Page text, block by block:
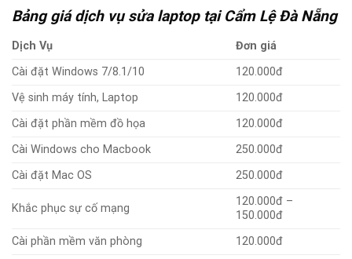
Bảng giá dịch vụ sửa laptop tại Cẩm Lệ Đà Nẵng
Dịch Vụ
Đơn giá
Cài đặt Windows 7/8.1/10
120.000đ
Vệ sinh máy tính, Laptop
120.000đ
Cài đặt phần mềm đồ họa
120.000đ
Cài Windows cho Macbook
250.000đ
Cài đặt Mac OS
250.000đ
Khắc phục sự cố mạng
120.000đ –
150.000đ
Cài phần mềm văn phòng
120.000đ